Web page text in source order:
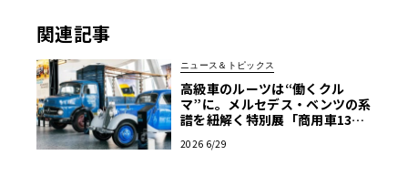
関連記事
ニュース＆トピックス
高級車のルーツは“働くクル
マ”に。メルセデス・ベンツの系
譜を紐解く特別展「商用車130
2026 6/29